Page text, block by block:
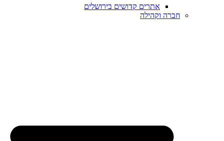
אתרים קדושים בירושלים
חברה וקהילה